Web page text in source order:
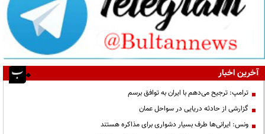
آخرین اخبار
ترامپ: ترجیح می‌دهم با ایران به توافق برسم
گزارشی از حادثه دریایی در سواحل عمان
ونس: ایرانی‌ها طرف بسیار دشواری برای مذاکره هستند